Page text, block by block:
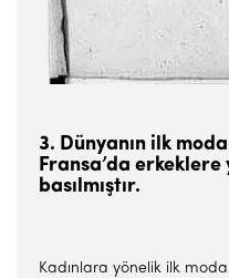
3. Dünyanın ilk
Fransa’da
basılmıştır.
Kadınlara yönelik ilk